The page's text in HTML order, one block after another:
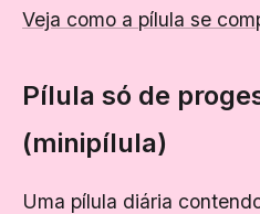
Veja como a pílula se
Pílula só de
(minipílula)
Uma pílula diária